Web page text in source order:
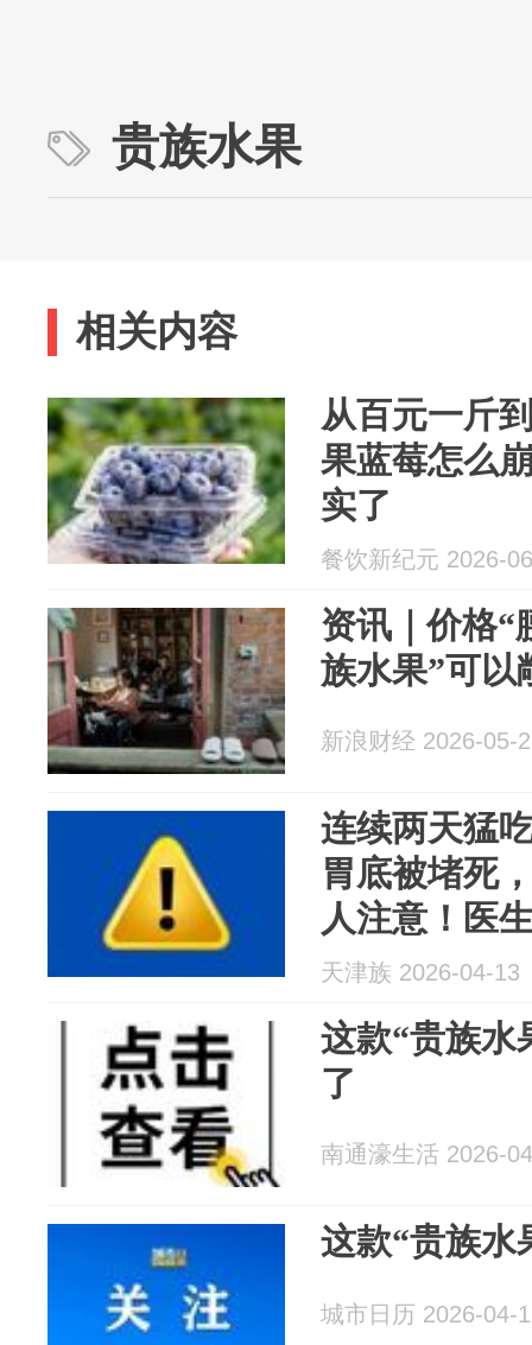
贵族水果
相关内容
从百元一斤
果蓝莓怎么
实了
餐饮新纪元 2026-
资讯｜价格“
族水果”可以
新浪财经 2026-05-
连续两天猛
胃底被堵死
人注意！医
天津族 2026-04-13
这款“贵族水
了
南通濠生活 2026-
这款“贵族水
城市日历 2026-04-